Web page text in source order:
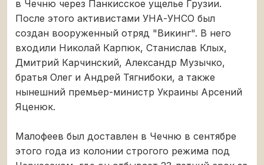
в Чечню через Панкисское ущелье Грузии.
После этого активистами УНА-УНСО был
создан вооруженный отряд "Викинг". В него
входили Николай Карпюк, Станислав Клых,
Дмитрий Карчинский, Александр Музычко,
братья Олег и Андрей Тягнибоки, а также
нынешний премьер-министр Украины Арсений
Яценюк.
Малофеев был доставлен в Чечню в сентябре
этого года из колонии строгого режима под